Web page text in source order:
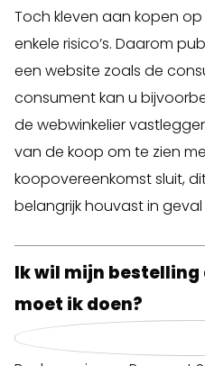
Toch kleven aan kopen
enkele risico’s. Daarom
een website zoals de
consument kan u
de webwinkelier
van de koop om te zien
koopovereenkomst sluit,
belangrijk houvast in
Ik wil mijn bestelling
moet ik doen?